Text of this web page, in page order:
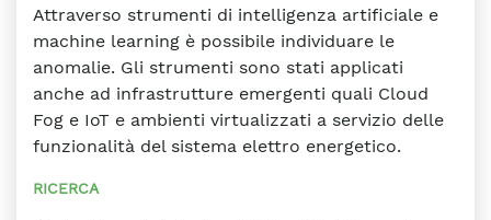
Attraverso strumenti di intelligenza artificiale e
machine learning è possibile individuare le
anomalie. Gli strumenti sono stati applicati
anche ad infrastrutture emergenti quali Cloud
Fog e IoT e ambienti virtualizzati a servizio delle
funzionalità del sistema elettro energetico.
RICERCA